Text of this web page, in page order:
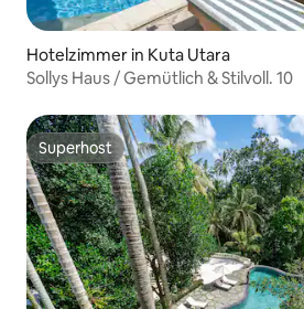
Hotelzimmer in Kuta Utara
Sollys Haus / Gemütlich & Stilvoll. 10
Superhost
Superhost